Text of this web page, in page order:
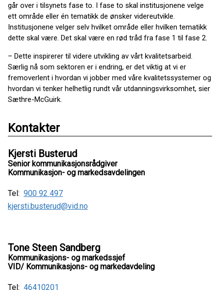
går over i tilsynets fase to. I fase to skal institusjonene velge
ett område eller én tematikk de ønsker videreutvikle.
Institusjonene velger selv hvilket område eller hvilken tematikk
dette skal være. Det skal være en rød tråd fra fase 1 til fase 2.
– Dette inspirerer til videre utvikling av vårt kvalitetsarbeid.
Særlig nå som sektoren er i endring, er det viktig at vi er
fremoverlent i hvordan vi jobber med våre kvalitetssystemer og
hvordan vi tenker helhetlig rundt vår utdanningsvirksomhet, sier
Sæthre-McGuirk.
Kontakter
Kjersti Busterud
Senior kommunikasjonsrådgiver
Kommunikasjon- og markedsavdelingen
Tel: 900 92 497
kjersti.busterud@vid.no
Tone Steen Sandberg
Kommunikasjons- og markedssjef
VID/ Kommunikasjons- og markedavdeling
Tel: 46410201